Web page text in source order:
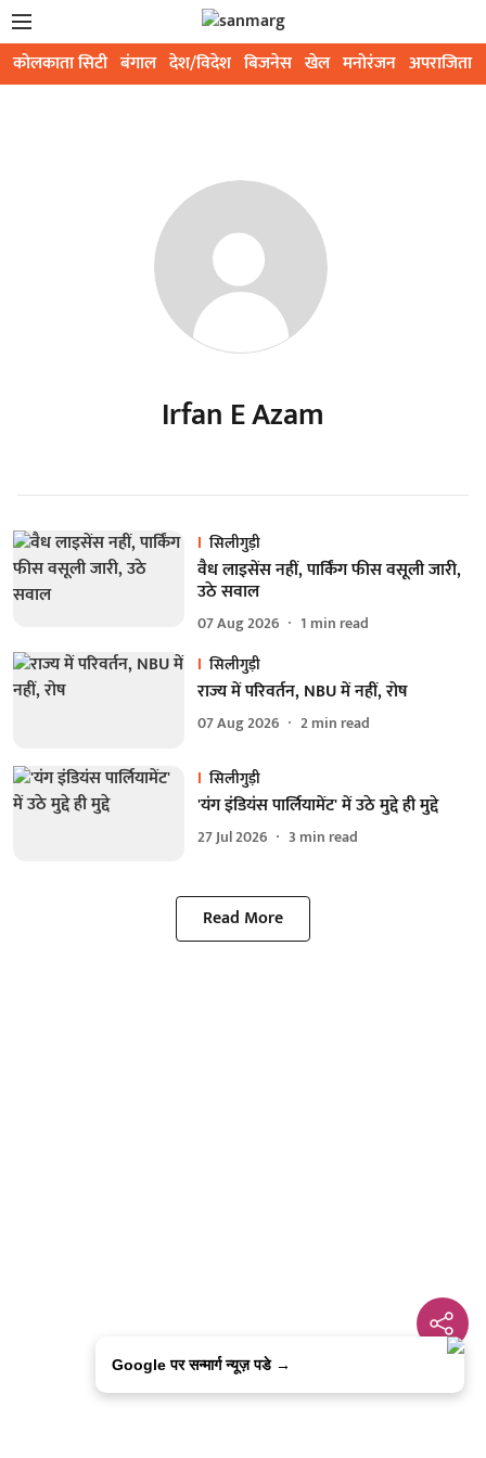
कोलकाता सिटी बंगाल देश/विदेश बिजनेस खेल मनोरंजन अपराजिता
Irfan E Azam
सिलीगुड़ी
वैध लाइसेंस नहीं, पार्किंग फीस वसूली जारी,
उठे सवाल
07 Aug 2026 1 min read
सिलीगुड़ी
राज्य में परिवर्तन, NBU में नहीं, रोष
07 Aug 2026 2min read
सिलीगुड़ी
'यंग इंडियंस पार्लियामेंट' में उठे मुद्दे ही मुद्दे
27 Jul 2026 3 min read
Read More
Google पर सन्मार्ग न्यूज़ पडे →